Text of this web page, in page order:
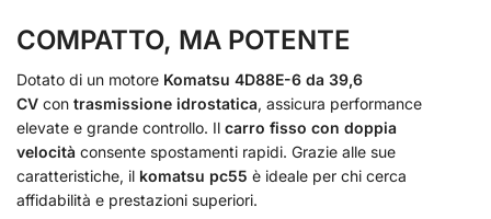
COMPATTO, MA POTENTE
Dotato di un motore Komatsu 4D88E-6 da 39,6
CVcon trasmissione idrostatica, assicura performance
elevate e grande controllo. Ilcarro fisso con doppia
velocitàconsente spostamenti rapidi. Grazie alle sue
caratteristiche, ilkomatsu pc55è ideale per chi cerca